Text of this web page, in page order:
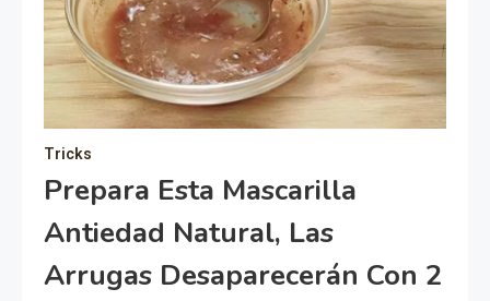
Tricks
Prepara Esta Mascarilla
Antiedad Natural, Las
Arrugas Desaparecerán Con 2